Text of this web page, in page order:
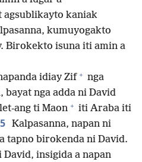
agsublikayto kaniak
kumuyogakto
Birokekto isuna iti amin a
idiay Zif + nga
bayat nga adda ni David
ang ti Maon + iti Araba iti
Kalpasanna, napan ni
tapno birokenda ni David.
insigida a napan